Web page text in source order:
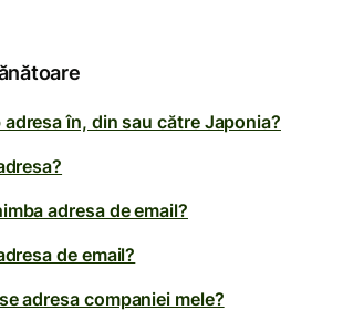
în, din sau către Japonia?
adresa de email?
de email?
adresa companiei mele?